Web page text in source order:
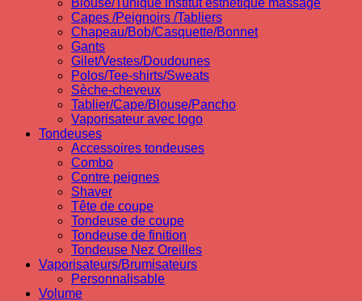
Blouse/Tunique institut esthétique massage
Capes /Peignoirs /Tabliers
Chapeau/Bob/Casquette/Bonnet
Gants
Gilet/Vestes/Doudounes
Polos/Tee-shirts/Sweats
Sèche-cheveux
Tablier/Cape/Blouse/Pancho
Vaporisateur avec logo
Tondeuses
Accessoires tondeuses
Combo
Contre peignes
Shaver
Tête de coupe
Tondeuse de coupe
Tondeuse de finition
Tondeuse Nez Oreilles
Vaporisateurs/Brumisateurs
Personnalisable
Volume